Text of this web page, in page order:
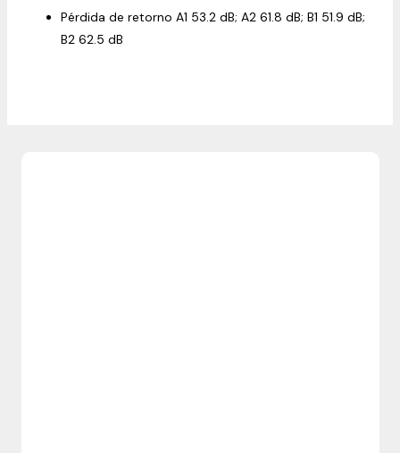
Pérdida de retorno A1 53.2 dB; A2 61.8 dB; B1 51.9 dB;
B2 62.5 dB